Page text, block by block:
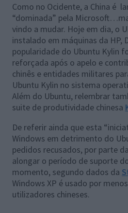
Como no Ocidente, a China é
“dominada” pela
vindo a mudar. Hoje em dia, o
instalado em máquinas da HP,
popularidade do Ubuntu Kylin
reforçada após o apelo e
chinês e entidades militares
Ubuntu Kylin no sistema
Além do Ubuntu, relembrar
suite de produtividade chinesa
De referir ainda que esta
Windows em detrimento do
pedidos recusados, por parte
alongar o período de suporte
momento, segundo dados da
Windows XP é usado por
utilizadores chineses.